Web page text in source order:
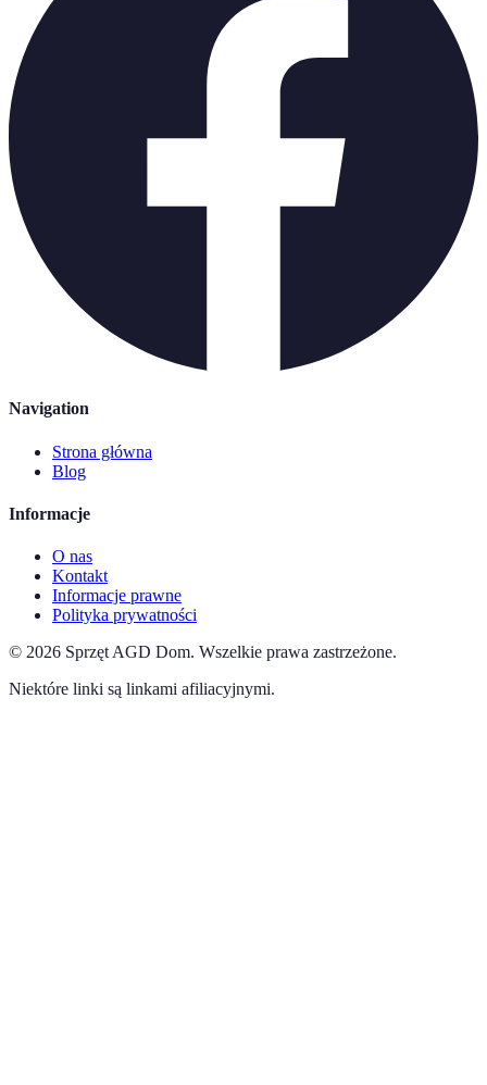
Navigation
Strona główna
Blog
Informacje
O nas
Kontakt
Informacje prawne
Polityka prywatności
© 2026 Sprzęt AGD Dom. Wszelkie prawa zastrzeżone.
Niektóre linki są linkami afiliacyjnymi.